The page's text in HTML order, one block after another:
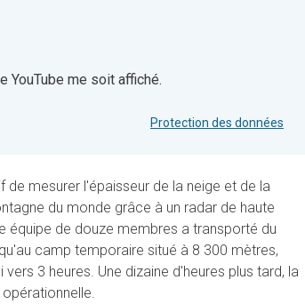
me soit affiché.
YouTube me soit affiché.
Protection des données
mesurer l'épaisseur de la neige et de la
du monde grâce à un radar de haute
équipe de douze membres a transporté du
camp temporaire situé à 8 300 mètres,
3 heures. Une dizaine d'heures plus tard, la